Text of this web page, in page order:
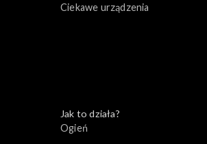
Ciekawe urządzenia
Jak to działa?
Ogień